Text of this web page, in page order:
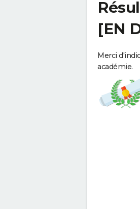
[EN
Merci
académie.